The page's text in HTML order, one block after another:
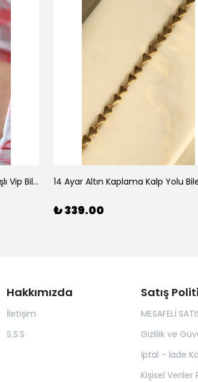
14 Ayar Altın Kaplama Baget Taşlı Vip Bileklik 14 Ayar Altın Kaplama Kalp Yolu
₺ 339.00
Hakkımızda
İletişim
S.S.S
Satış
MESAFELİ
Gizlilik ve
İptal - İade
Kişisel Veriler